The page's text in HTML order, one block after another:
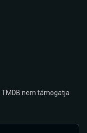
TMDB nem támogatja